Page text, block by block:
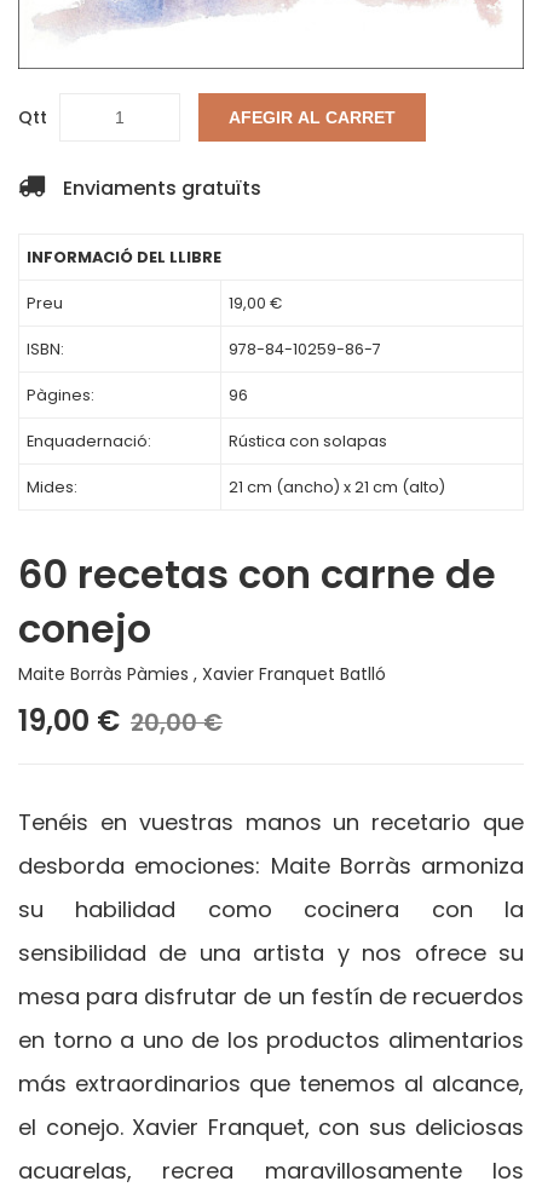
Qtt AFEGIR AL CARRET
Enviaments gratuïts
INFORMACIÓ DEL LLIBRE
Preu 19,00 €
ISBN: 978-84-10259-86-7
Pàgines: 96
Enquadernació: Rústica con solapas
Mides: 21 cm (ancho) x 21 cm (alto)
60 recetas con carne de
conejo
Maite Borràs Pàmies , Xavier Franquet Batlló
19,00 € 20,00 €
Tenéis en vuestras manos un recetario que
desborda emociones: Maite Borràs armoniza
su habilidad como cocinera con la
sensibilidad de una artista y nos ofrece su
mesa para disfrutar de un festín de recuerdos
en torno a uno de los productos alimentarios
más extraordinarios que tenemos al alcance,
el conejo. Xavier Franquet, con sus deliciosas
acuarelas, recrea maravillosamente los